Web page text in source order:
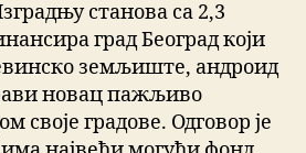
станова са 2,3
град Београд који
земљиште, андроид
новац пажљиво
своје градове. Одговор је